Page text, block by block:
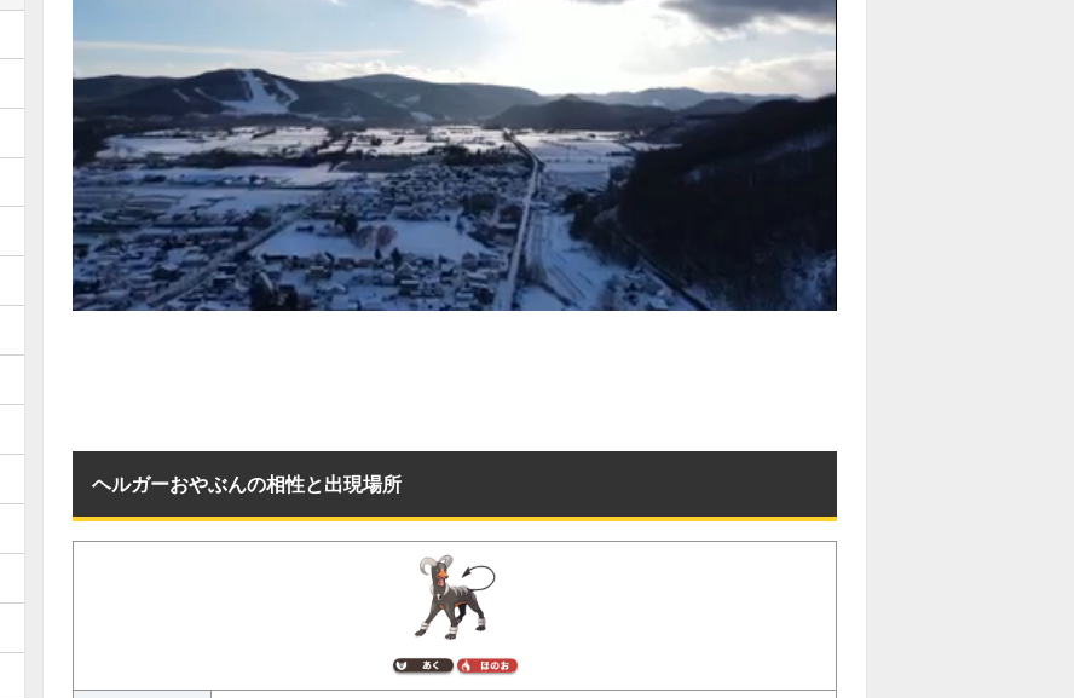
ヘルガーおやぶんの相性と出現場所